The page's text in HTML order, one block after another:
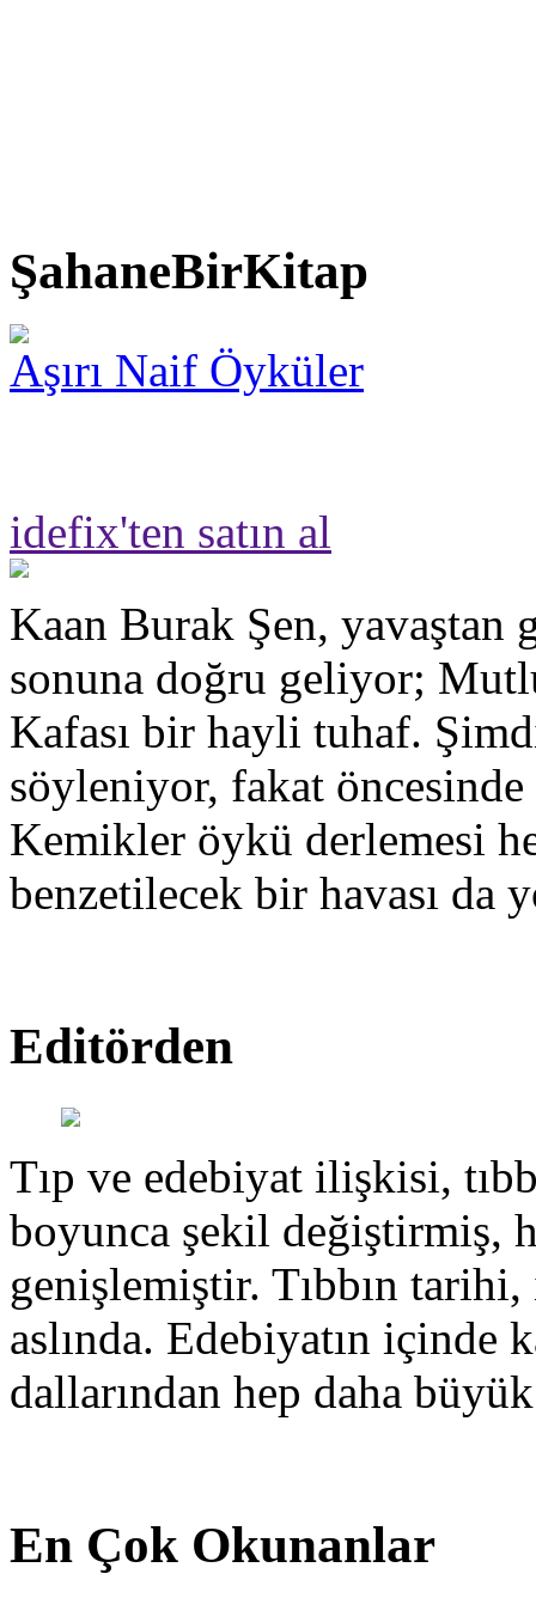
ŞahaneBirKitap
Aşırı Naif Öyküler
idefix'ten satın al
Kaan Burak Şen, yavaştan
sonuna doğru geliyor;
Kafası bir hayli tuhaf.
söyleniyor, fakat
Kemikler öykü derlemesi
benzetilecek bir havası da
Editörden
Tıp ve edebiyat ilişkisi,
boyunca şekil değiştirmiş,
genişlemiştir. Tıbbın
aslında. Edebiyatın içinde
dallarından hep daha
En Çok Okunanlar